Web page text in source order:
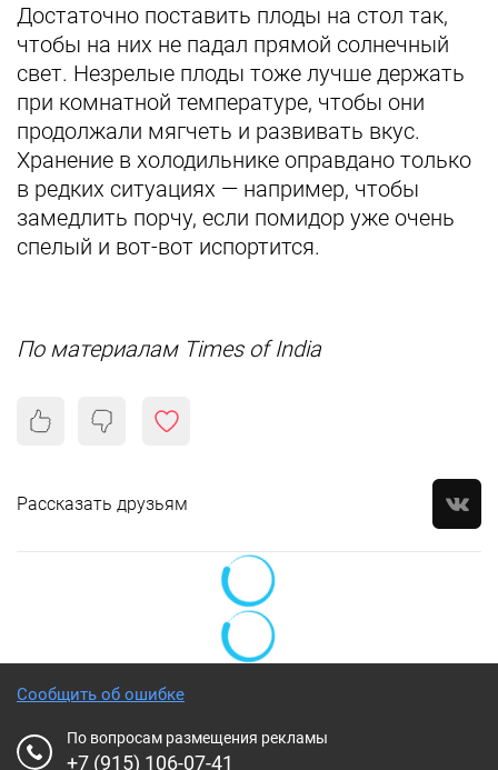
Достаточно поставить плоды на стол так,
чтобы на них не падал прямой солнечный
свет. Незрелые плоды тоже лучше держать
при комнатной температуре, чтобы они
продолжали мягчеть и развивать вкус.
Хранение в холодильнике оправдано только
в редких ситуациях — например, чтобы
замедлить порчу, если помидор уже очень
спелый и вот-вот испортится.
По материалам Times of India
Рассказать друзьям
Сообщить об ошибке
По вопросам размещения рекламы
+7 (915) 106-07-41